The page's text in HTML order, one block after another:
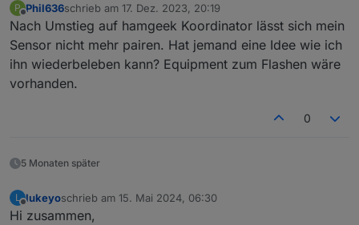
P
Offline
Phil636schrieb am 17. Dez. 2023, 20:19
zuletzt editiert von
Nach Umstieg auf hamgeek Koordinator lässt sich mein
Sensor nicht mehr pairen. Hat jemand eine Idee wie ich
ihn wiederbeleben kann? Equipment zum Flashen wäre
vorhanden.
0
5 Monaten später
L lukeyoschrieb am 15. Mai 2024, 06:30
zuletzt editiert von
Hi zusammen,